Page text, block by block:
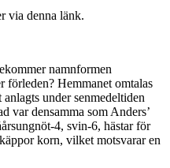
via denna länk.
namnformen
förleden? Hemmanet omtalas
under senmedeltiden
var densamma som Anders’
4, svin-6, hästar för
korn, vilket motsvarar en